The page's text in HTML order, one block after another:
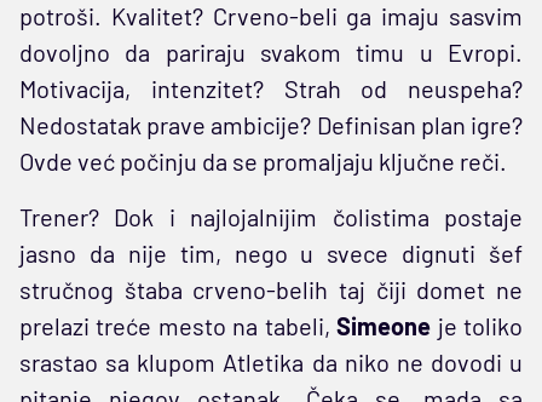
potroši. Kvalitet? Crveno-beli ga imaju sasvim
dovoljno da pariraju svakom timu u Evropi.
Motivacija, intenzitet? Strah od neuspeha?
Nedostatak prave ambicije? Definisan plan igre?
Ovde već počinju da se promaljaju ključne reči.
Trener? Dok i najlojalnijim čolistima postaje
jasno da nije tim, nego u svece dignuti šef
stručnog štaba crveno-belih taj čiji domet ne
prelazi treće mesto na tabeli,Simeone je toliko
srastao sa klupom Atletika da niko ne dovodi u